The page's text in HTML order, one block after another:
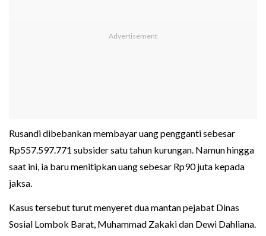
Rusandi dibebankan membayar uang pengganti sebesar
Rp557.597.771 subsider satu tahun kurungan. Namun hingga
saat ini, ia baru menitipkan uang sebesar Rp90 juta kepada
jaksa.
Kasus tersebut turut menyeret dua mantan pejabat Dinas
Sosial Lombok Barat, Muhammad Zakaki dan Dewi Dahliana.